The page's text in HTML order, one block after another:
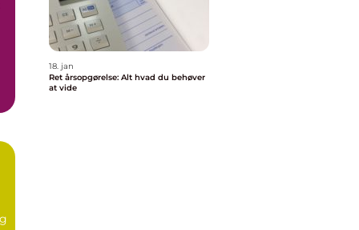
18. jan
Ret årsopgørelse: Alt hvad du behøver
at vide